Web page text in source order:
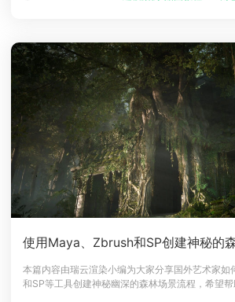
使用Maya、Zbrush和SP创建神秘的
本篇内容由瑞云渲染小编为大家分享国外艺术家
和SP等工具创建神秘幽深的森林场景流程，希望